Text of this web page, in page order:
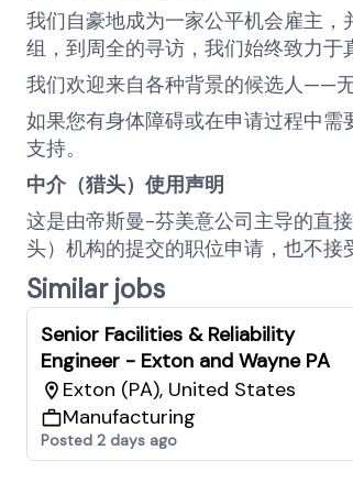
我们自豪地成为一家公平机会雇主
组，到周全的寻访，我们始终致力于
我们欢迎来自各种背景的候选人——
如果您有身体障碍或在申请过程中
支持。
中介（猎头）使用声明
这是由帝斯曼-芬美意公司主导的直
头）机构的提交的职位申请，也不接
Similar jobs
Senior Facilities & Reliability
Engineer - Exton and Wayne PA
Exton (PA), United States
Manufacturing
Posted 2 days ago